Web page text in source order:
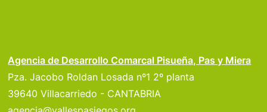
Agencia de Desarrollo Comarcal Pisueña, Pas y Miera
Pza. Jacobo Roldan Losada nº1 2º planta
39640 Villacarriedo - CANTABRIA